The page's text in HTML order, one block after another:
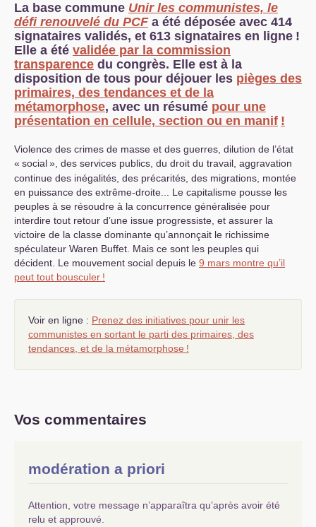
La base commune Unir les communistes, le
défi renouvelé du PCFa été déposée avec 414
signataires validés, et 613 signataires en ligne !
Elle a été validée par la commission
transparence du congrès. Elle est à la
disposition de tous pour déjouer les pièges des
primaires, des tendances et de la
métamorphose, avec un résumé pour une
présentation en cellule, section ou en manif !
Violence des crimes de masse et des guerres, dilution de l’état
« social», des services publics, du droit du travail, aggravation
continue des inégalités, des précarités, des migrations, montée
en puissance des extrême-droite... Le capitalisme pousse les
peuples à se résoudre à la concurrence généralisée pour
interdire tout retour d’une issue progressiste, et assurer la
victoire de la classe dominante qu’annonçait le richissime
spéculateur Waren Buffet. Mais ce sont les peuples qui
décident. Le mouvement social depuis le 9 mars montre qu’il
peut tout bousculer !
Voir en ligne : Prenez des initiatives pour unir les
communistes en sortant le parti des primaires, des
tendances, et de la métamorphose !
Vos commentaires
modération a priori
Attention, votre message n’apparaîtra qu’après avoir été
relu et approuvé.